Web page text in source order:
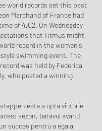
world records set this past
Marchand of France had
of 4:02. On Wednesday,
that Titmus might
record in the women's
swimming event. The
was held by Federica
who posted a winning
este a opta victorie
sezon, batavul avand
succes pentru a egala